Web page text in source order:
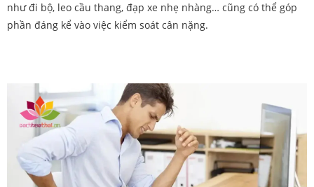
như đi bộ, leo cầu thang, đạp xe nhẹ nhàng… cũng có thể góp
phần đáng kể vào việc kiểm soát cân nặng.